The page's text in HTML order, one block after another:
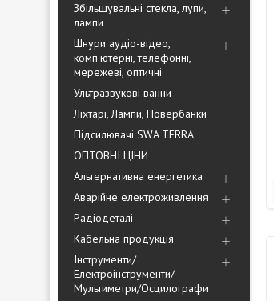
Збільшувальні стекла, лупи,
лампи
Шнури аудіо-відео,
комп'ютерні, телефонні,
мережеві, оптичні
Ультразвукові ванни
Ліхтарі, Лампи, Повербанки
Підсилювачі SWA TERRA
ОПТОВНІ ЦІНИ
Альтернативна енергетика
Аварійне електроживлення
Радіодеталі
Кабельна продукція
Інструменти/
Електроінструменти/
Мультиметри/Осцилографи